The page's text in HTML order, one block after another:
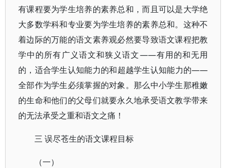
有课程要为学生培养的素养总和，而且可以是大学绝
大多数学科和专业要为学生培养的素养总和。这种不
着边际的万能的语文素养观必然要导致语文课程把教
学中的所有广义语文和狭义语文——有用的和无用
的，适合学生认知能力的和超越学生认知能力的——
全部作为学生必须掌握的对象。那么中小学生那稚嫩
的生命和他们的父母们就要永久地承受语文教学带来
的无法承受之重和语文之痛！
三 误尽苍生的语文课程目标
（一）